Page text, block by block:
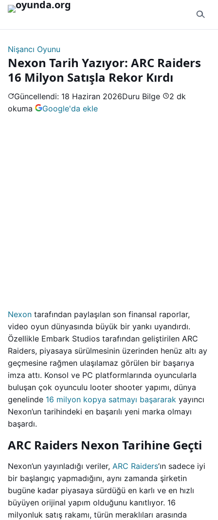
İçeriğe geç
Nişancı Oyunu
Nexon Tarih Yazıyor: ARC Raiders
16 Milyon Satışla Rekor Kırdı
Güncellendi: 18 Haziran 2026Duru Bilge
2 dk
okuma
Google'da ekle
Nexon tarafından paylaşılan son finansal raporlar,
video oyun dünyasında büyük bir yankı uyandırdı.
Özellikle Embark Studios tarafından geliştirilen ARC
Raiders, piyasaya sürülmesinin üzerinden henüz altı ay
geçmesine rağmen ulaşılamaz görülen bir başarıya
imza attı. Konsol ve PC platformlarında oyuncularla
buluşan çok oyunculu looter shooter yapımı, dünya
genelinde 16 milyon kopya satmayı başararak yayıncı
Nexon’un tarihindeki en başarılı yeni marka olmayı
başardı.
ARC Raiders Nexon Tarihine Geçti
Nexon’un yayınladığı veriler, ARC Raiders’ın sadece iyi
bir başlangıç yapmadığını, aynı zamanda şirketin
bugüne kadar piyasaya sürdüğü en karlı ve en hızlı
büyüyen orijinal yapım olduğunu kanıtlıyor. 16
milyonluk satış rakamı, türün meraklıları arasında